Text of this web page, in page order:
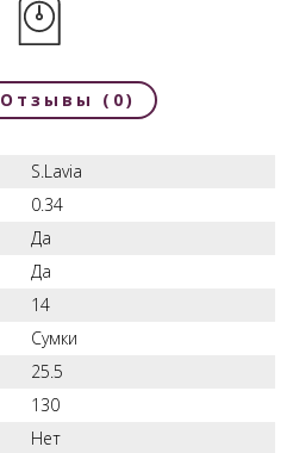
Отзывы (0)
S.Lavia
0.34
Да
Да
14
Сумки
25.5
130
Нет